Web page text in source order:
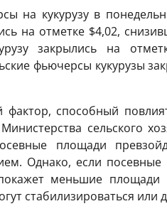
на кукурузу в
на отметке $4,02,
закрылись на
фьючерсы кукурузы
фактор, способный
Министерства сельского
площади
Однако, если
меньшие площади
стабилизироваться или